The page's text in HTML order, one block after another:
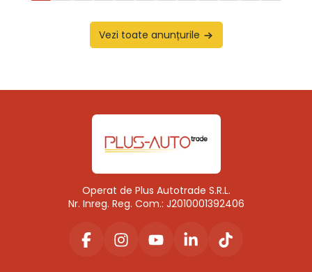
Vezi toate anunțurile
Operat de Plus Autotrade S.R.L.
Nr. Inreg. Reg. Com.: J2010001392406